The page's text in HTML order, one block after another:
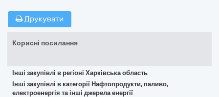
Друкувати
Корисні посилання
Інші закупівлі в регіоні Харківська область
Інші закупівлі в категорії Нафтопродукти, паливо,
електроенергія та інші джерела енергії